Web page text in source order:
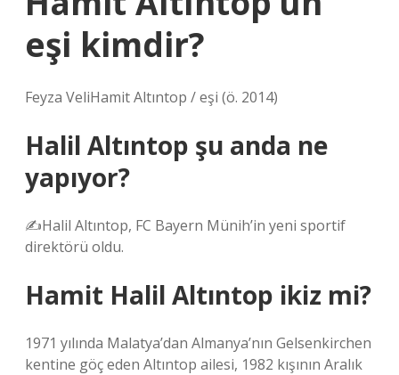
eşi kimdir?
Feyza VeliHamit Altıntop / eşi (ö. 2014)
Halil Altıntop şu anda ne
yapıyor?
✍️Halil Altıntop, FC Bayern Münih’in yeni sportif
direktörü oldu.
Hamit Halil Altıntop ikiz mi?
1971 yılında Malatya’dan Almanya’nın Gelsenkirchen
kentine göç eden Altıntop ailesi, 1982 kışının Aralık